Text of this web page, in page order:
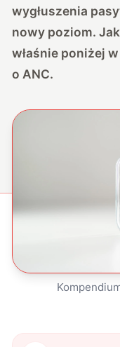
wygłuszenia
nowy poziom.
właśnie poniżej
o ANC.